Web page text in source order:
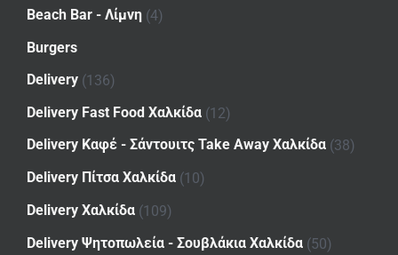
Beach Bar - Λίμνη (4)
Burgers
Delivery (136)
Delivery Fast Food Χαλκίδα (12)
Delivery Καφέ - Σάντουιτς Take Away Χαλκίδα (38)
Delivery Πίτσα Χαλκίδα (10)
Delivery Χαλκίδα (109)
Delivery Ψητοπωλεία - Σουβλάκια Χαλκίδα (50)